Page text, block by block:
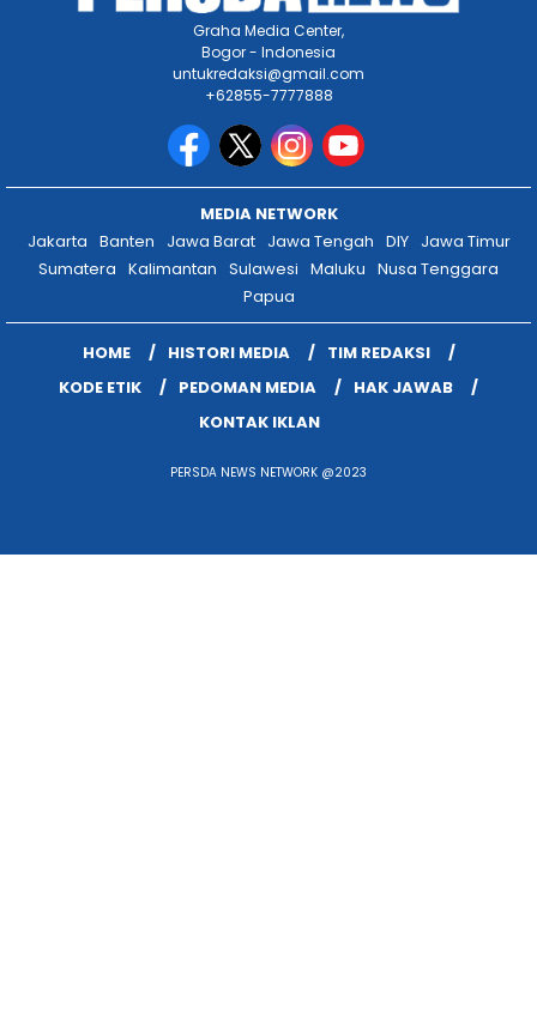
Graha Media Center,
Bogor - Indonesia
untukredaksi@gmail.com
+62855-7777888
MEDIA NETWORK
Jakarta Banten Jawa Barat Jawa Tengah DIY
Jawa Timur
Sumatera Kalimantan Sulawesi Maluku Nusa Tenggara
Papua
HOME HISTORI MEDIA
TIM REDAKSI
KODE ETIK
PEDOMAN MEDIA
HAK JAWAB
KONTAK IKLAN
PERSDA NEWS NETWORK @2023